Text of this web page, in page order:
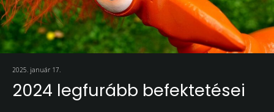
2025. január 17.
2024 legfurább befektetései